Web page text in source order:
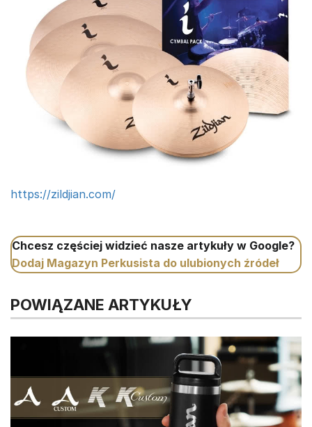
https://zildjian.com/
Chcesz częściej widzieć nasze artykuły w Google?
Dodaj Magazyn Perkusista do ulubionych źródeł
POWIĄZANE ARTYKUŁY